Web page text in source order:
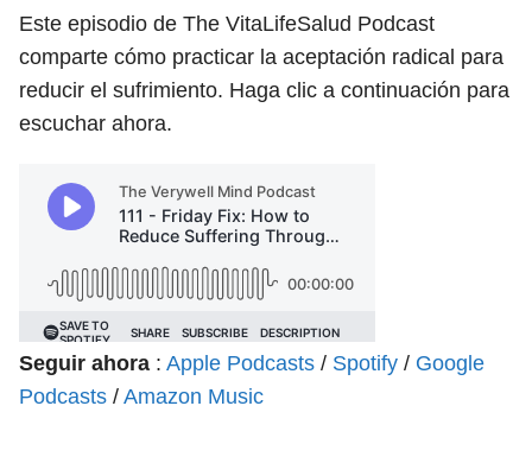
Este episodio de The VitaLifeSalud Podcast
comparte cómo practicar la aceptación radical para
reducir el sufrimiento. Haga clic a continuación para
escuchar ahora.
Seguir ahora : Apple Podcasts / Spotify / Google
Podcasts / Amazon Music